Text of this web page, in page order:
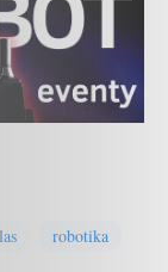
robotika